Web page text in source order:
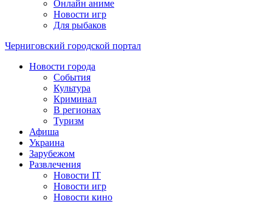
Онлайн аниме
Новости игр
Для рыбаков
Черниговский городской портал
Новости города
События
Культура
Криминал
В регионах
Туризм
Афиша
Украина
Зарубежом
Развлечения
Новости IT
Новости игр
Новости кино